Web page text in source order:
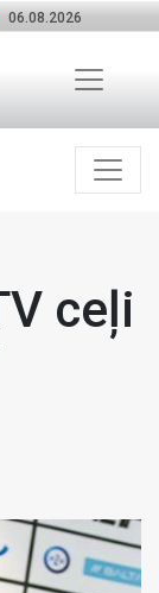
06.08.2026
ceļi